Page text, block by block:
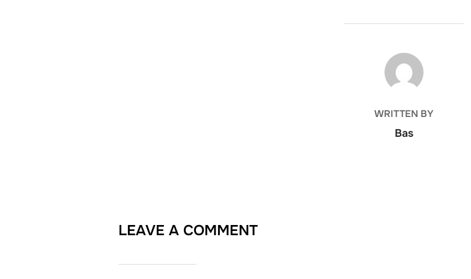
POST AUTHOR
WRITTEN BY
Bas
LEAVE A COMMENT